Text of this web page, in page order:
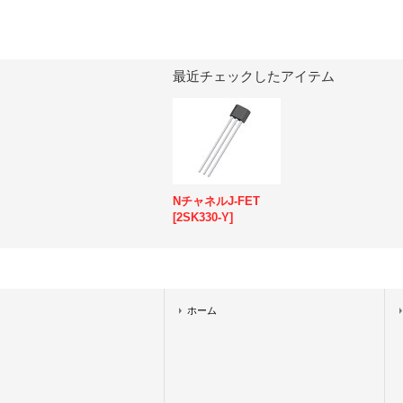
最近チェックしたアイテム
NチャネルJ-FET
[2SK330-Y]
ホーム